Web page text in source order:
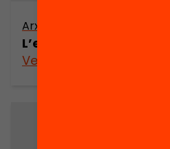
Arxiu
L’escoltisme català
Veure’n més